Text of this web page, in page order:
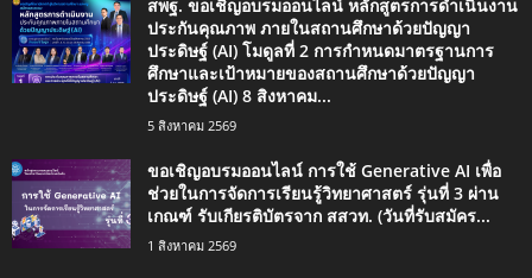
สพฐ. ขอเชิญอบรมออนไลน์ หลักสูตรการดำเนินงาน
ประกันคุณภาพ ภายในสถานศึกษาด้วยปัญญา
ประดิษฐ์ (AI) โมดูลที่ 2 การกำหนดมาตรฐานการ
ศึกษาและเป้าหมายของสถานศึกษาด้วยปัญญา
ประดิษฐ์ (AI) 8 สิงหาคม...
5 สิงหาคม 2569
ขอเชิญอบรมออนไลน์ การใช้ Generative AI เพื่อ
ช่วยในการจัดการเรียนรู้วิทยาศาสตร์ รุ่นที่ 3 ผ่าน
เกณฑ์ รับเกียรติบัตรจาก สสวท. (วันที่รับสมัคร...
1 สิงหาคม 2569